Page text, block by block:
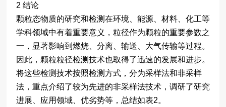
2 结论
颗粒态物质的研究和检测在环境、能源、材料、化工等
学科领域中有着重要意义，粒径作为颗粒的重要参数之
一，显著影响到燃烧、分离、输送、大气传输等过程。
因此，颗粒粒径检测技术也取得了迅速的发展和进步。
将这些检测技术按照检测方式，分为采样法和非采样
法，重点介绍了较为先进的非采样法技术，调研了研究
进展、应用领域、优劣势等，总结如表2。